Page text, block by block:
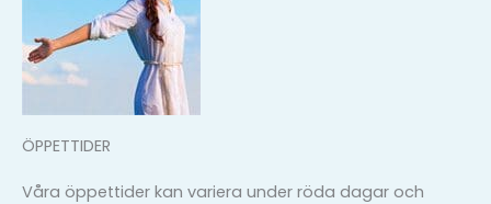
ÖPPETTIDER
Våra öppettider kan variera under röda dagar och